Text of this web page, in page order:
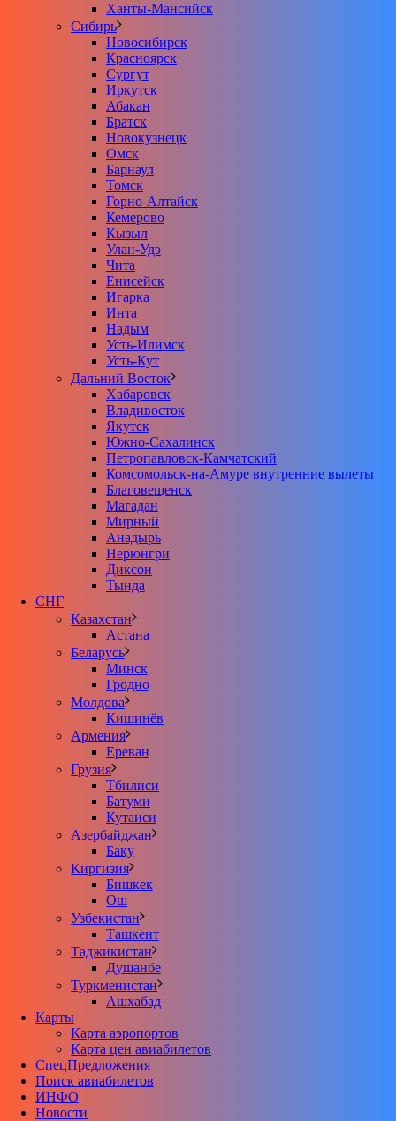
Ханты-Мансийск
Сибирь
Новосибирск
Красноярск
Сургут
Иркутск
Абакан
Братск
Новокузнецк
Омск
Барнаул
Томск
Горно-Алтайск
Кемерово
Кызыл
Улан-Удэ
Чита
Енисейск
Игарка
Инта
Надым
Усть-Илимск
Усть-Кут
Дальний Восток
Хабаровск
Владивосток
Якутск
Южно-Сахалинск
Петропавловск-Камчатский
Комсомольск-на-Амуре внутренние вылеты
Благовещенск
Магадан
Мирный
Анадырь
Нерюнгри
Диксон
Тында
СНГ
Казахстан
Астана
Беларусь
Минск
Гродно
Молдова
Кишинёв
Армения
Ереван
Грузия
Тбилиси
Батуми
Кутаиси
Азербайджан
Баку
Киргизия
Бишкек
Ош
Узбекистан
Ташкент
Таджикистан
Душанбе
Туркменистан
Ашхабад
Карты
Карта аэропортов
Карта цен авиабилетов
CпецПредложения
Поиск авиабилетов
ИНФО
Новости